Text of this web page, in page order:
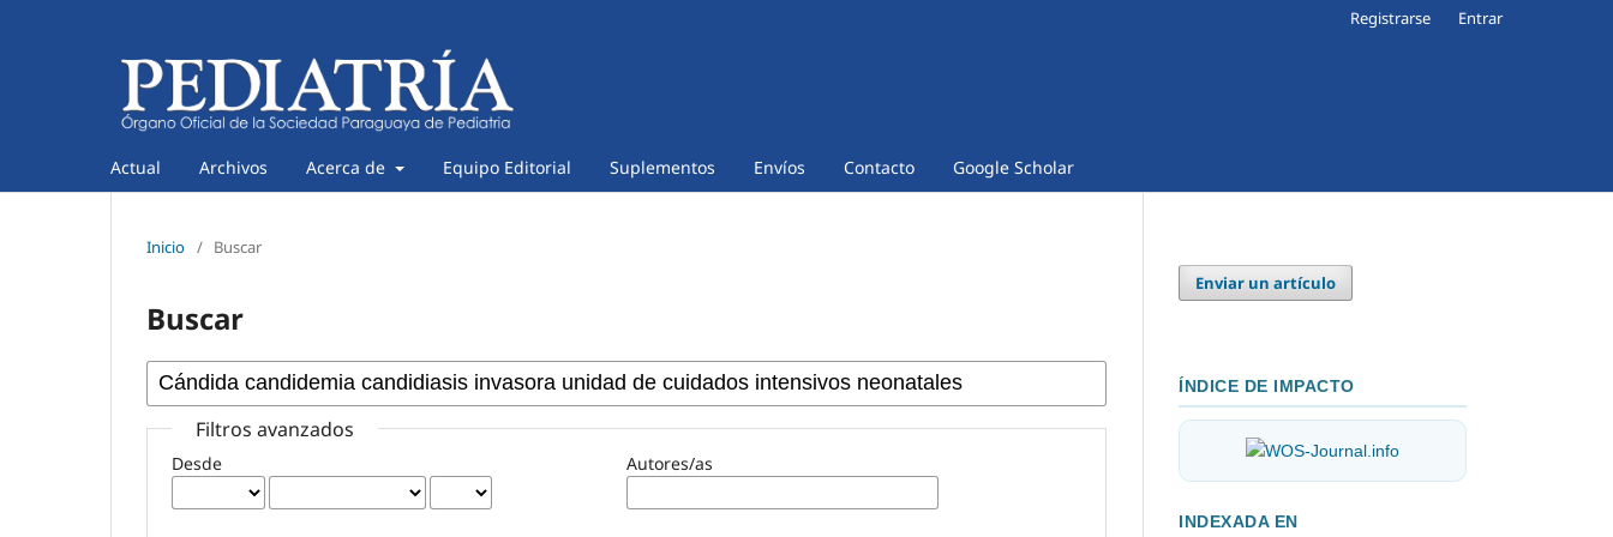
Actual Archivos Acerca de Equipo Editorial Suplementos Envíos Contacto Google Scholar
Registrarse Entrar
Inicio / Buscar
Buscar
Filtros avanzados
Desde Autores/as
Enviar un artículo
ÍNDICE DE IMPACTO
INDEXADA EN